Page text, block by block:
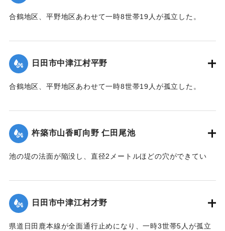
合鶴地区、平野地区あわせて一時8世帯19人が孤立した。
2020/7/6｜固有コード: 01215057
日田市中津江村平野
合鶴地区、平野地区あわせて一時8世帯19人が孤立した。
2020/7/6｜固有コード: 01215058
杵築市山香町向野 仁田尾池
池の堤の法面が陥没し、直径2メートルほどの穴ができてい
決壊の恐れがあるとして11日午後4時20分、平山区の7世帯20
人に避難勧告を出した。
【出典：NHKニュース】
日田市中津江村才野
県道日田鹿本線が全面通行止めになり、一時3世帯5人が孤立